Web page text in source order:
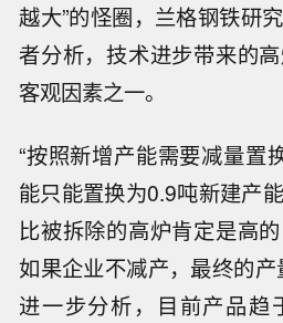
越大”的怪圈，兰格钢铁研
者分析，技术进步带来的
客观因素之一。
“按照新增产能需要减量置
能只能置换为0.9吨新建产
比被拆除的高炉肯定是高
如果企业不减产，最终的
进一步分析，目前产品趋